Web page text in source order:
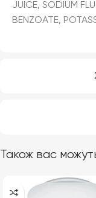
JUICE, SODIUM
BENZOATE,
Також вас